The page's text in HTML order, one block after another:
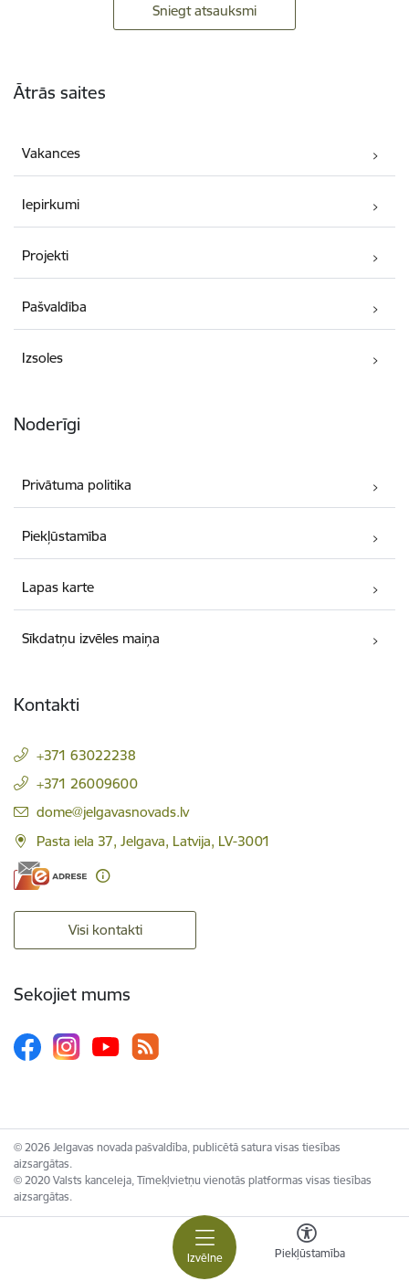
Izvēlne Piekļūstamība
Sniegt atsauksmi
Ātrās saites
Vakances
Iepirkumi
Projekti
Pašvaldība
Izsoles
Noderīgi
Privātuma politika
Piekļūstamība
Lapas karte
Sīkdatņu izvēles maiņa
Kontakti
+371 63022238
+371 26009600
E-pasts:
dome@jelgavasnovads.lv
Pasta iela 37, Jelgava, Latvija, LV-3001
Visi kontakti
Sekojiet mums
© 2026 Jelgavas novada pašvaldība, publicētā satura visas tiesības
aizsargātas.
© 2020 Valsts kanceleja, Tīmekļvietņu vienotās platformas visas tiesības
aizsargātas.